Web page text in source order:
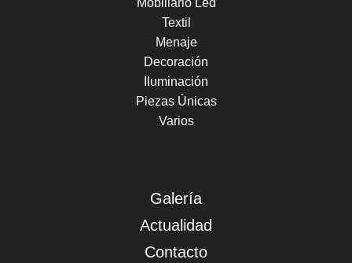
Mobiliario Led
Textil
Menaje
Decoración
Iluminación
Piezas Únicas
Varios
Galería
Actualidad
Contacto